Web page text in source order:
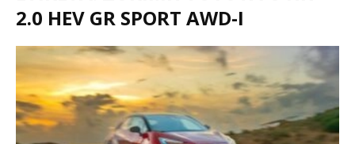
2.0 HEV GR SPORT AWD-I